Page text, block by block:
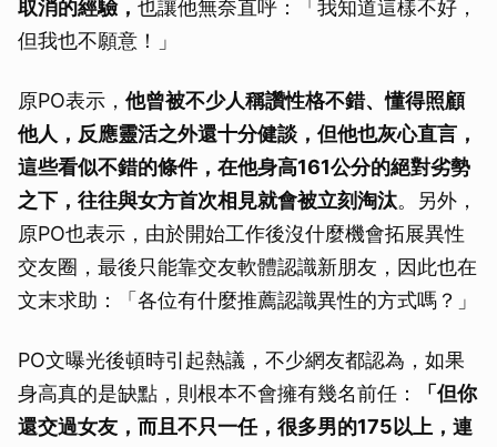
取消的經驗， 也讓他無奈直呼：「我知道這樣不好，
但我也不願意！」
原PO表示， 他曾被不少人稱讚性格不錯、懂得照顧
他人，反應靈活之外還十分健談，但他也灰心直言，
這些看似不錯的條件，在他身高161公分的絕對劣勢
之下，往往與女方首次相見就會被立刻淘汰。另外，
原PO也表示，由於開始工作後沒什麼機會拓展異性
交友圈，最後只能靠交友軟體認識新朋友，因此也在
文末求助：「各位有什麼推薦認識異性的方式嗎？」
PO文曝光後頓時引起熱議，不少網友都認為，如果
身高真的是缺點，則根本不會擁有幾名前任：
「但你
還交過女友，而且不只一任，很多男的175以上，連